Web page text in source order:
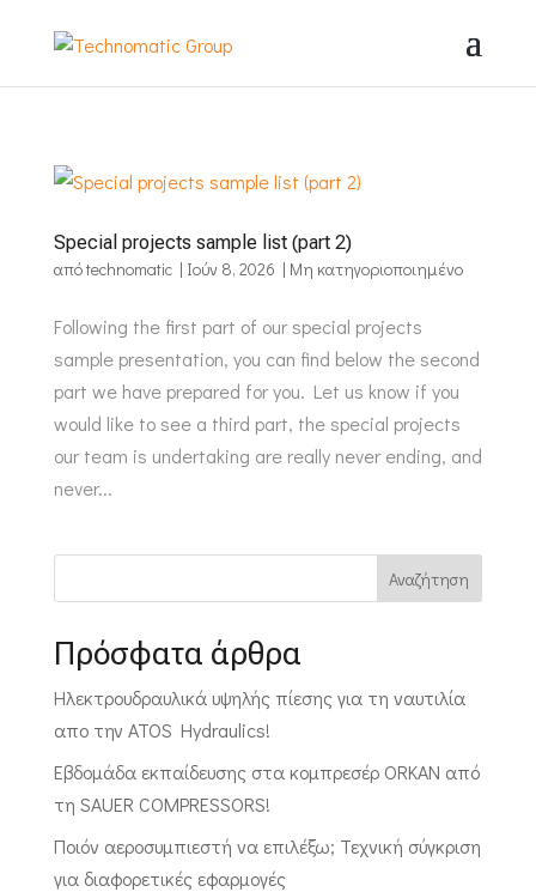
Special projects sample list (part 2)
απόtechnomatic| Ιούν 8, 2026 | Μη κατηγοριοποιημένο
Following the first part of our special projects
sample presentation, you can find below the second
part we have prepared for you. Let us know if you
would like to see a third part, the special projects
our team is undertaking are really never ending, and
never...
Αναζήτηση
Πρόσφατα άρθρα
Ηλεκτρουδραυλικά υψηλής πίεσης για τη ναυτιλία
απο την ATOS Hydraulics!
Εβδομάδα εκπαίδευσης στα κομπρεσέρ ORKAN από
τη SAUER COMPRESSORS!
Ποιόν αεροσυμπιεστή να επιλέξω; Τεχνική σύγκριση
για διαφορετικές εφαρμογές